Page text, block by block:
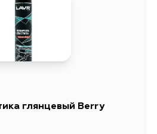
глянцевый Berry